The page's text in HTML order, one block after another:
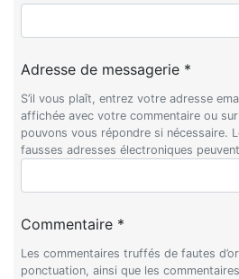
Adresse de messagerie *
S’il vous plaît, entrez votre adresse
affichée avec votre commentaire ou
pouvons vous répondre si nécessaire.
fausses adresses électroniques
Commentaire *
Les commentaires truffés de fautes
ponctuation, ainsi que les